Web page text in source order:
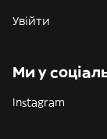
Увійти
Ми у
Instagram